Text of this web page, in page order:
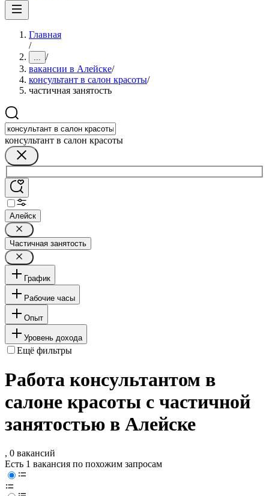
Главная
/
... /
вакансии в Алейске/
консультант в салон красоты/
частичная занятость
консультант в салон красоты
Алейск
Частичная занятость
График
Рабочие часы
Опыт
Уровень дохода
Ещё фильтры
Работа консультантом в
салоне красоты с частичной
занятостью в Алейске
, 0 вакансий
Есть 1 вакансия по похожим запросам